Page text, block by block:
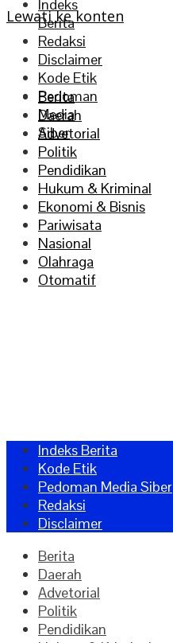
Lewati ke konten
Indeks
Berita
Redaksi
Disclaimer
Kode Etik
Pedoman
Media
Siber
Berita
Daerah
Advetorial
Politik
Pendidikan
Hukum & Kriminal
Ekonomi & Bisnis
Pariwisata
Nasional
Olahraga
Otomatif
Indeks Berita
Kode Etik
Pedoman Media Siber
Redaksi
Disclaimer
Berita
Daerah
Advetorial
Politik
Pendidikan